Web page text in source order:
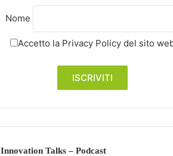
Nome
Accetto la Privacy Policy del sito
Innovation Talks – Podcast